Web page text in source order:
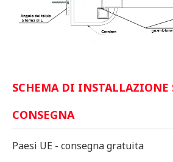
SCHEMA DI INSTALLAZIONE
CONSEGNA
Paesi UE - consegna gratuita